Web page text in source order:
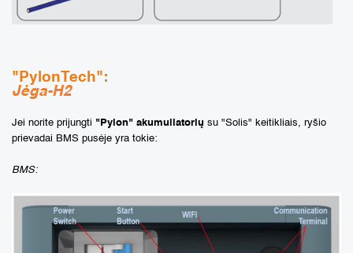
"PylonTech":
Jėga-H2
Jei norite prijungti "Pylon" akumuliatorių su "Solis" keitikliais, ryšio
prievadai BMS pusėje yra tokie:
BMS: